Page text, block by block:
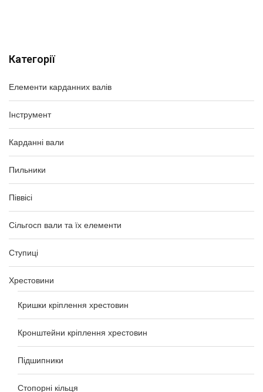
Категорії
Елементи карданних валів
Інструмент
Карданні вали
Пильники
Піввісі
Сільгосп вали та їх елементи
Ступиці
Хрестовини
Кришки кріплення хрестовин
Кронштейни кріплення хрестовин
Підшипники
Стопорні кільця